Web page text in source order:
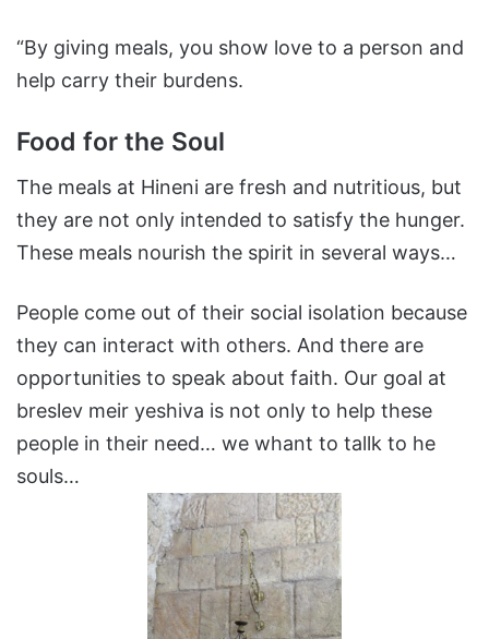
“By giving meals, you show love to a person and
help carry their burdens.
Food for the Soul
The meals at Hineni are fresh and nutritious, but
they are not only intended to satisfy the hunger.
These meals nourish the spirit in several ways…
People come out of their social isolation because
they can interact with others. And there are
opportunities to speak about faith. Our goal at
breslev meir yeshiva is not only to help these
people in their need… we whant to tallk to he
souls…